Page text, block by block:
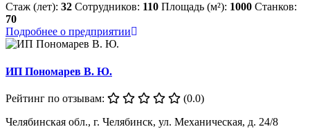
Стаж (лет): 32 Сотрудников: 110 Площадь (м²): 1000 Станков:
70
Подробнее о предприятии
ИП Пономарев В. Ю.
Рейтинг по отзывам:
(0.0)
Челябинская обл., г. Челябинск, ул. Механическая, д. 24/8